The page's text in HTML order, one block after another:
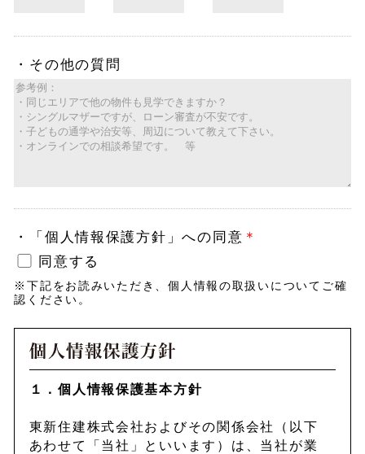
・ その他の質問
・ 「個人情報保護方針」への同意 ＊
同意する
※下記をお読みいただき、個人情報の取扱いについてご確
認ください。
１．個人情報保護基本方針
東新住建株式会社およびその関係会社（以下
あわせて「当社」といいます）は、当社が業